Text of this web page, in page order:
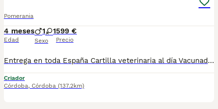
Pomerania
4 meses
Edad
1 1
Sexo
599 €
Precio
Entrega en toda España Cartilla veterinaria al día Vacunados y desparasitados según edad Microchip incluido Revisados por veterinario Cachorros socializados y acostumbrados al contacto humano Asesoramiento antes y después de la entrega 670864332 ADEMAS NO COBRAMOS NI UN EURO POR ADELANTADO , PASA QUE PAGAS Y LUEGO NO TE LLEGA NADA !!!!! los cachorros están socializados y en perfectas condiciones , mejor escríbenos al what y te detallamos info si quieres tener una buena experiencia este es tu sitio. . GRACIAS .......................................................
Criador
Córdoba, Córdoba (137.2km)